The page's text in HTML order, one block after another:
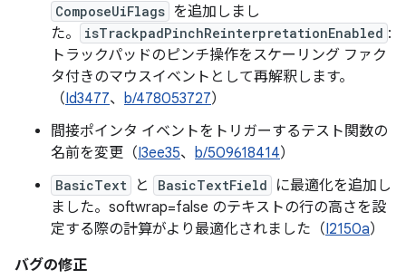
ComposeUiFlags を追加しまし
た。
isTrackpadPinchReinterpretationEnabled :
トラックパッドのピンチ操作をスケーリング ファク
タ付きのマウスイベントとして再解釈します。
（Id3477、 b/478053727）
間接ポインタ イベントをトリガーするテスト関数の
名前を変更（I3ee35、 b/509618414）
BasicText と BasicTextField
に最適化を追加し
ました。softwrap=false のテキストの行の高さを設
定する際の計算がより最適化されました（I2150a）
バグの修正